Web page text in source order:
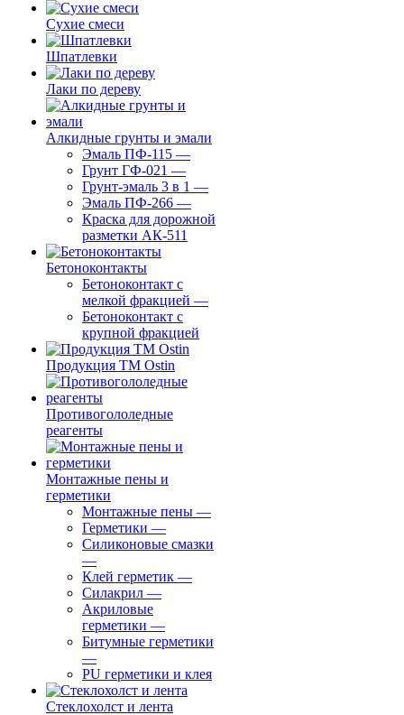
Сухие смеси
Шпатлевки
Лаки по дереву
Алкидные грунты и эмали
Эмаль ПФ-115 —
Грунт ГФ-021 —
Грунт-эмаль 3 в 1 —
Эмаль ПФ-266 —
Краска для дорожной
разметки АК-511
Бетоноконтакты
Бетоноконтакт с
мелкой фракцией —
Бетоноконтакт с
крупной фракцией
Продукция ТМ Ostin
Противогололедные
реагенты
Монтажные пены и
герметики
Монтажные пены —
Герметики —
Силиконовые смазки
—
Клей герметик —
Силакрил —
Акриловые
герметики —
Битумные герметики
—
PU герметики и клея
Стеклохолст и лента